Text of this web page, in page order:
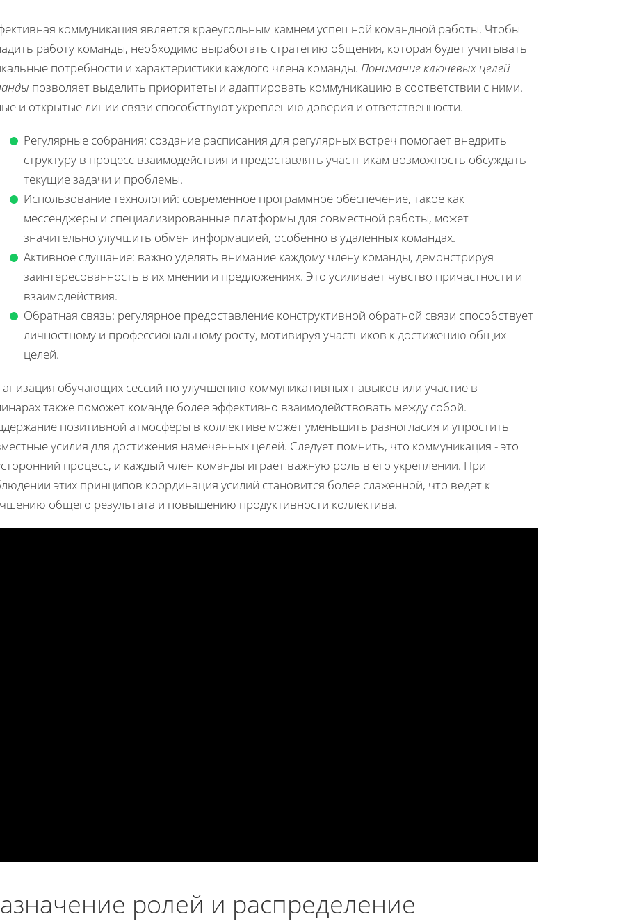
коммуникация является краеугольным камнем успешной командной работы. Чтобы
работу команды, необходимо выработать стратегию общения, которая будет учитывать
потребности и характеристики каждого члена команды. Понимание ключевых целей
позволяет выделить приоритеты и адаптировать коммуникацию в соответствии с ними.
и открытые линии связи способствуют укреплению доверия и ответственности.
Регулярные собрания: создание расписания для регулярных встреч помогает внедрить
структуру в процесс взаимодействия и предоставлять участникам возможность обсуждать
текущие задачи и проблемы.
Использование технологий: современное программное обеспечение, такое как
мессенджеры и специализированные платформы для совместной работы, может
значительно улучшить обмен информацией, особенно в удаленных командах.
Активное слушание: важно уделять внимание каждому члену команды, демонстрируя
заинтересованность в их мнении и предложениях. Это усиливает чувство причастности и
взаимодействия.
Обратная связь: регулярное предоставление конструктивной обратной связи способствует
личностному и профессиональному росту, мотивируя участников к достижению общих
целей.
обучающих сессий по улучшению коммуникативных навыков или участие в
также поможет команде более эффективно взаимодействовать между собой.
позитивной атмосферы в коллективе может уменьшить разногласия и упростить
усилия для достижения намеченных целей. Следует помнить, что коммуникация - это
процесс, и каждый член команды играет важную роль в его укреплении. При
этих принципов координация усилий становится более слаженной, что ведет к
общего результата и повышению продуктивности коллектива.
ролей и распределение